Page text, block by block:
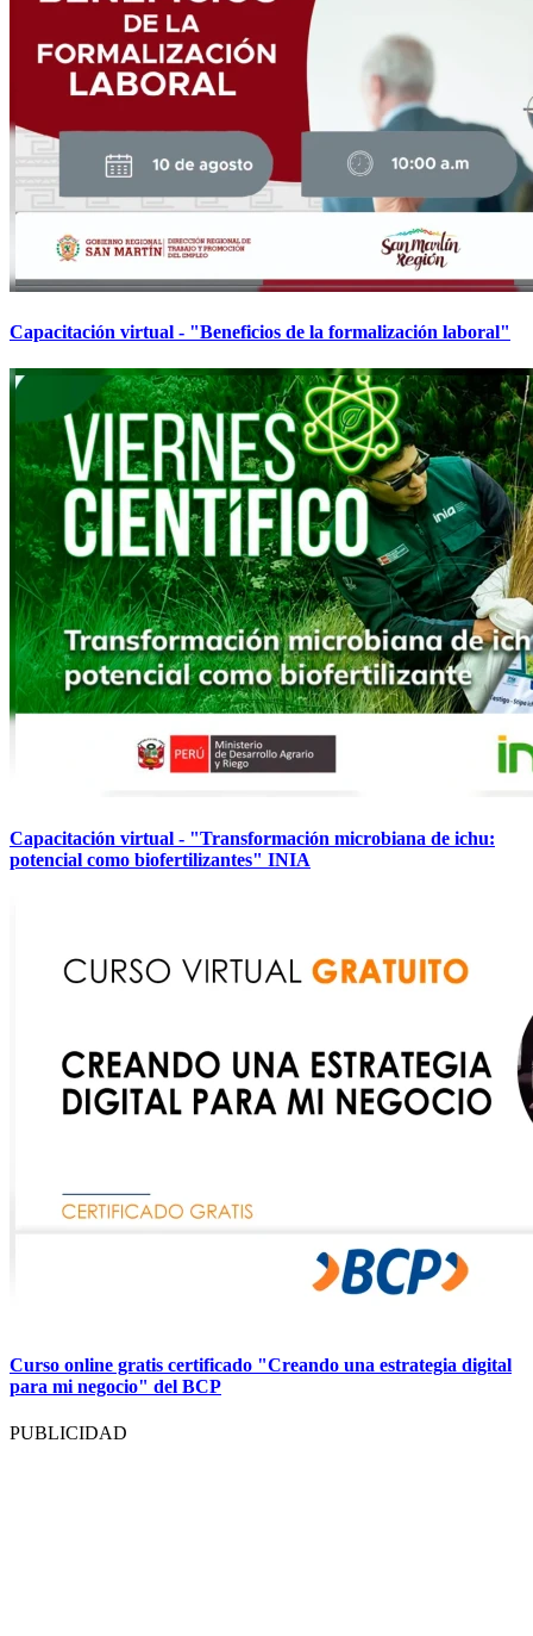
Capacitación virtual - "Beneficios de la formalización laboral"
Capacitación virtual - "Transformación microbiana de ichu:
potencial como biofertilizantes" INIA
Curso online gratis certificado "Creando una estrategia digital
para mi negocio" del BCP
PUBLICIDAD